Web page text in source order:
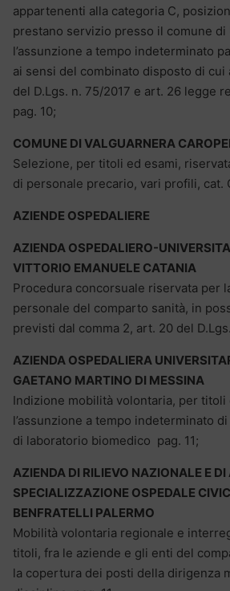
appartenenti alla categoria C,
prestano servizio presso il comune di
l’assunzione a tempo indeterminato
ai sensi del combinato disposto di cui
del D.Lgs. n. 75/2017 e art. 26 legge
pag. 10;
COMUNE DI VALGUARNERA
Selezione, per titoli ed esami,
di personale precario, vari profili, cat.
AZIENDE OSPEDALIERE
AZIENDA OSPEDALIERO-
VITTORIO EMANUELE CATANIA
Procedura concorsuale riservata per
personale del comparto sanità, in
previsti dal comma 2, art. 20 del
AZIENDA OSPEDALIERA
GAETANO MARTINO DI MESSINA
Indizione mobilità volontaria, per titoli
l’assunzione a tempo indeterminato
di laboratorio biomedico pag. 11;
AZIENDA DI RILIEVO NAZIONALE E DI
SPECIALIZZAZIONE OSPEDALE
BENFRATELLI PALERMO
Mobilità volontaria regionale e
titoli, fra le aziende e gli enti del
la copertura dei posti della dirigenza